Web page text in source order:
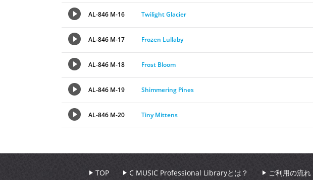
AL-846 M-16 Twilight Glacier
AL-846 M-17 Frozen Lullaby
AL-846 M-18 Frost Bloom
AL-846 M-19 Shimmering Pines
AL-846 M-20 Tiny Mittens
TOP C MUSIC Professional Libraryとは？ ご利用の流れ